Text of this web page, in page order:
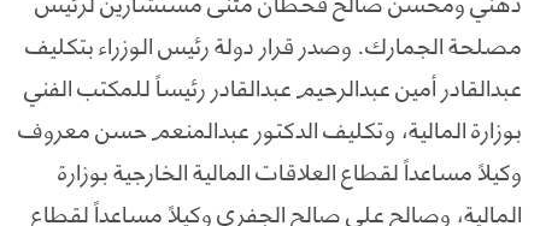
مصلحة الجمارك. وصدر قرار دولة رئيس الوزراء بتكليف
عبدالقادر أمين عبدالرحيم عبدالقادر رئيساً للمكتب الفني
بوزارة المالية، وتكليف الدكتور عبدالمنعم حسن معروف
وكيلاً مساعداً لقطاع العلاقات المالية الخارجية بوزارة
المالية، وصالح علي صالح الجفري وكيلاً مساعداً لقطاع